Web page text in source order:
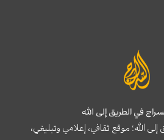
في الطريق إلى الله
الله؛ موقع ثقافي، إعلامي وتبليغي،